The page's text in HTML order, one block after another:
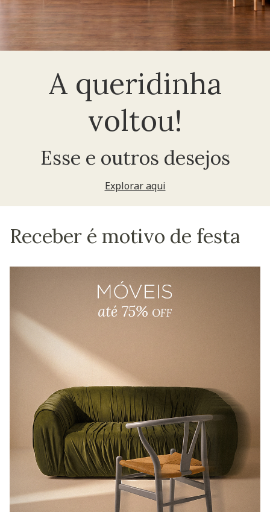
A queridinha
voltou!
Esse e outros desejos
Explorar aqui
Receber é motivo de festa